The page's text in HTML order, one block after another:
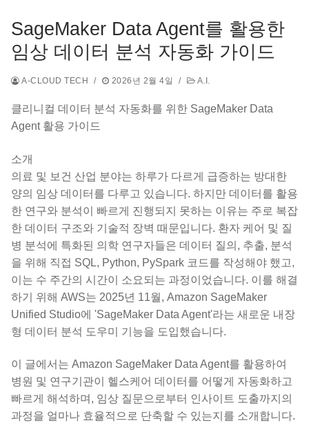
SageMaker Data Agent를 활용한
임상 데이터 분석 자동화 가이드
A-CLOUD TECH / 2026년 2월 4일 / A.I.
클리니컬 데이터 분석 자동화를 위한 SageMaker Data
Agent 활용 가이드
소개
의료 및 보건 산업 분야는 하루가 다르게 급증하는 방대한
양의 임상 데이터를 다루고 있습니다. 하지만 데이터를 활용
한 연구와 분석이 빠르게 진행되지 못하는 이유는 주로 복잡
한 데이터 구조와 기술적 장벽 때문입니다. 환자 케어 및 질
병 분석에 특화된 의학 연구자들은 데이터 질의, 추출, 분석
을 위해 직접 SQL, Python, PySpark 코드를 작성해야 했고,
이는 수 주간의 시간이 소요되는 과정이었습니다. 이를 해결
하기 위해 AWS는 2025년 11월, Amazon SageMaker
Unified Studio에 'SageMaker Data Agent'라는 새로운 내장
형 데이터 분석 도우미 기능을 도입했습니다.
이 글에서는 Amazon SageMaker Data Agent를 활용하여
병원 및 연구기관이 헬스케어 데이터를 어떻게 자동화하고
빠르게 해석하며, 임상 질문으로부터 인사이트 도출까지의
과정을 얼마나 효율적으로 단축할 수 있는지를 소개합니다.